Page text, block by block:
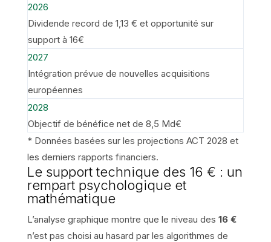
2026
Dividende record de 1,13 € et opportunité sur
support à 16€
2027
Intégration prévue de nouvelles acquisitions
européennes
2028
Objectif de bénéfice net de 8,5 Md€
* Données basées sur les projections ACT 2028 et
les derniers rapports financiers.
Le support technique des 16 € : un
rempart psychologique et
mathématique
L’analyse graphique montre que le niveau des 16 €
n’est pas choisi au hasard par les algorithmes de